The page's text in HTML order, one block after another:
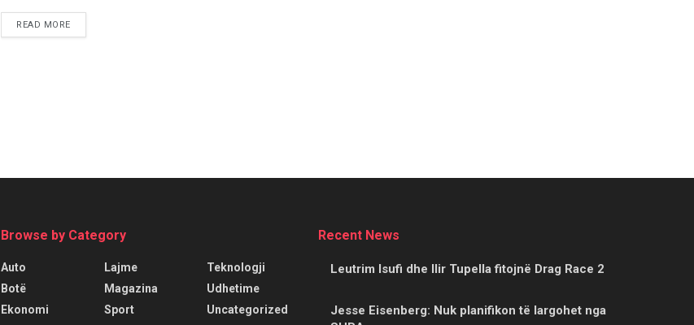
READ MORE
Browse by Category
Auto
Botë
Ekonomi
Lajme
Magazina
Sport
Teknologji
Udhetime
Uncategorized
Recent News
Leutrim Isufi dhe Ilir Tupella fitojnë Drag Race 2
Jesse Eisenberg: Nuk planifikon të largohet nga